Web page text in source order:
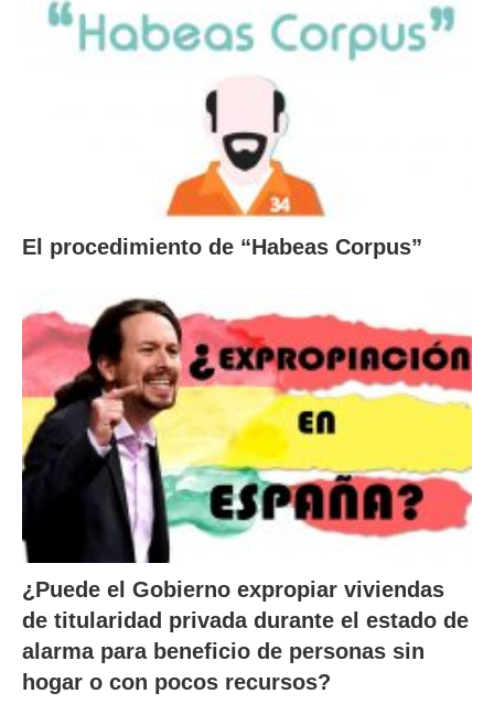
El procedimiento de “Habeas Corpus”
¿Puede el Gobierno expropiar viviendas
de titularidad privada durante el estado de
alarma para beneficio de personas sin
hogar o con pocos recursos?